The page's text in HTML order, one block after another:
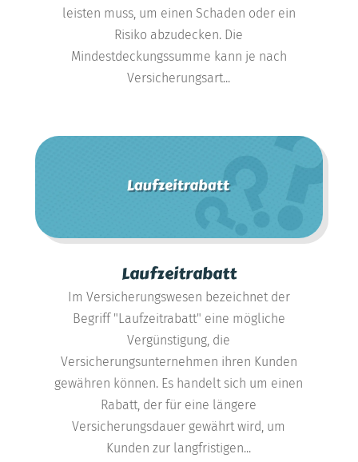
leisten muss, um einen Schaden oder ein
Risiko abzudecken. Die
Mindestdeckungssumme kann je nach
Versicherungsart...
Laufzeitrabatt
Im Versicherungswesen bezeichnet der
Begriff "Laufzeitrabatt" eine mögliche
Vergünstigung, die
Versicherungsunternehmen ihren Kunden
gewähren können. Es handelt sich um einen
Rabatt, der für eine längere
Versicherungsdauer gewährt wird, um
Kunden zur langfristigen...